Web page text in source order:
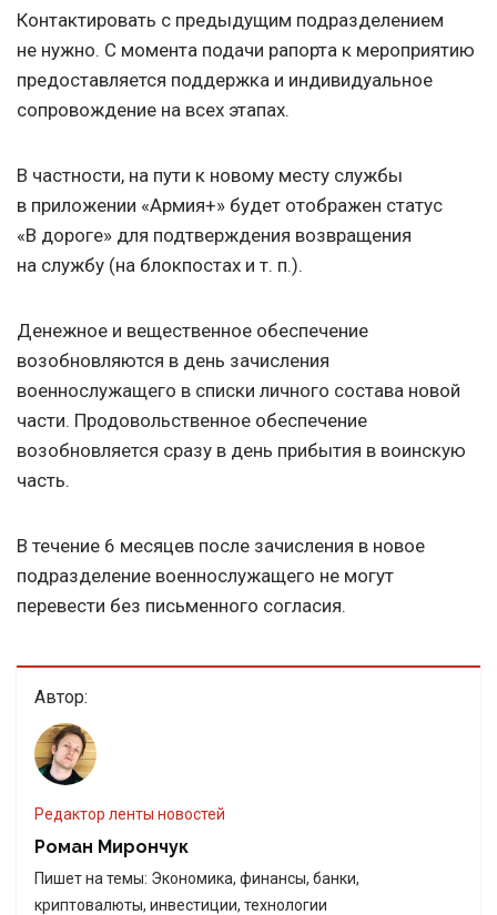
Контактировать с предыдущим подразделением
не нужно. С момента подачи рапорта к мероприятию
предоставляется поддержка и индивидуальное
сопровождение на всех этапах.
В частности, на пути к новому месту службы
в приложении «Армия+» будет отображен статус
«В дороге» для подтверждения возвращения
на службу (на блокпостах и т. п.).
Денежное и вещественное обеспечение
возобновляются в день зачисления
военнослужащего в списки личного состава новой
части. Продовольственное обеспечение
возобновляется сразу в день прибытия в воинскую
часть.
В течение 6 месяцев после зачисления в новое
подразделение военнослужащего не могут
перевести без письменного согласия.
Автор:
Редактор ленты новостей
Роман Мирончук
Пишет на темы: Экономика, финансы, банки,
криптовалюты, инвестиции, технологии